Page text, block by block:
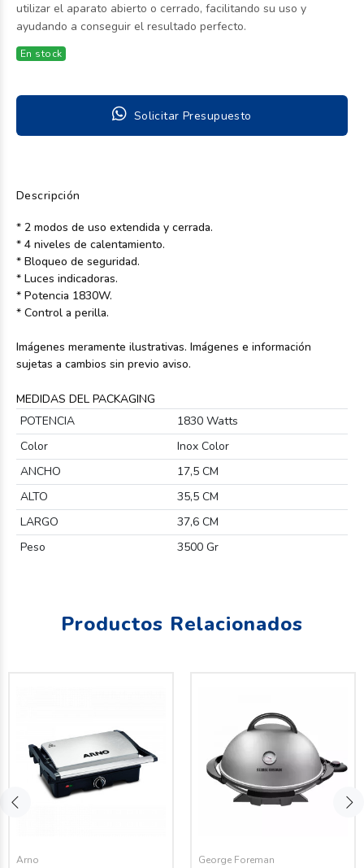
utilizar el aparato abierto o cerrado, facilitando su uso y
ayudando a conseguir el resultado perfecto.
En stock
Solicitar Presupuesto
Descripción
* 2 modos de uso extendida y cerrada.
* 4 niveles de calentamiento.
* Bloqueo de seguridad.
* Luces indicadoras.
* Potencia 1830W.
* Control a perilla.
Imágenes meramente ilustrativas. Imágenes e información
sujetas a cambios sin previo aviso.
MEDIDAS DEL PACKAGING
POTENCIA
1830 Watts
Color
Inox Color
ANCHO
17,5 CM
ALTO
35,5 CM
LARGO
37,6 CM
Peso
3500 Gr
Productos Relacionados
Arno George Foreman